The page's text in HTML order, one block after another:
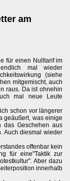
am
für einen Nulltarif im
mal wieder
(siehe
mitgemischt, auch
raus. Da ist ohnehin
mal neue Leute
schon vor längerer
geäußert, was einige
das Geschehen aus
Auch diesmal wieder
offenbar kein
für eine"Taktik zur
Aber dazu
innerhalb